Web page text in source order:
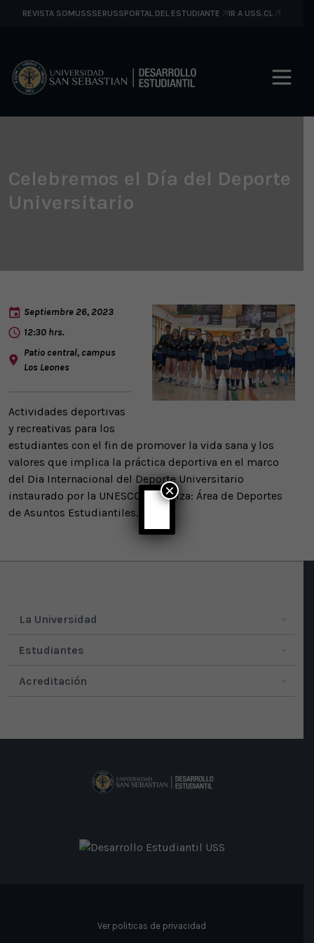
REVISTA SOMUSSSERUSSPORTAL DEL ESTUDIANTE IR A USS.CL
Celebremos el Día del Deporte
Universitario
Septiembre 26, 2023
12:30 hrs.
Patio central, campus
Los Leones
Actividades deportivas
y recreativas para los
estudiantes con el fin de promover la vida sana y los
valores que implica la práctica deportiva en el marco
del Dia Internacional del Deporte Universitario
instaurado por la UNESCO. Organiza: Área de Deportes
de Asuntos Estudiantiles.
La Universidad
Estudiantes
Acreditación
Ver politicas de privacidad
×